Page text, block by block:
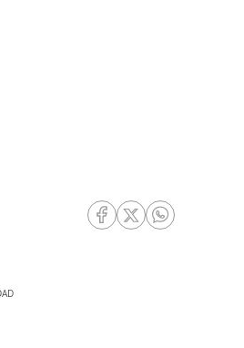
RRSS Facebook
RRSS Twitter
RRSS